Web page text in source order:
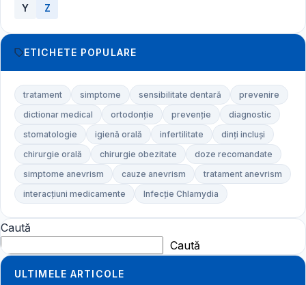
Y
Z
ETICHETE POPULARE
tratament simptome sensibilitate dentară
prevenire
dictionar medical
ortodonție prevenție
diagnostic
stomatologie
igienă orală infertilitate
dinți incluși
chirurgie orală
chirurgie obezitate
doze recomandate
simptome anevrism
cauze anevrism
tratament anevrism
interacțiuni medicamente
Infecție Chlamydia
Caută
Caută
ULTIMELE ARTICOLE